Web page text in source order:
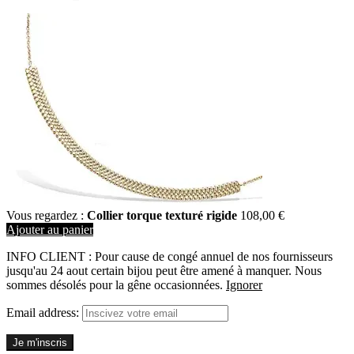
Vous regardez : Collier torque texturé rigide 108,00 €
Ajouter au panier
INFO CLIENT : Pour cause de congé annuel de nos fournisseurs
jusqu'au 24 aout certain bijou peut être amené à manquer. Nous
sommes désolés pour la gêne occasionnées. Ignorer
Email address: